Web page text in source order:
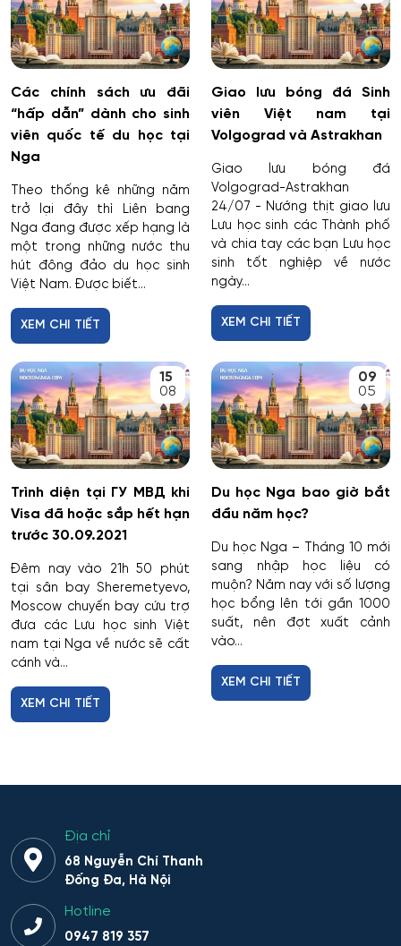
Các chính sách ưu đãi
“hấp dẫn” dành cho sinh
viên quốc tế du học tại
Nga
Theo thống kê những năm
trở lại đây thì Liên bang
Nga đang được xếp hạng là
một trong những nước thu
hút đông đảo du học sinh
Việt Nam. Được biết...
XEM CHI TIẾT
Giao lưu bóng đá Sinh
viên Việt nam tại
Volgograd và Astrakhan
Giao lưu bóng đá
Volgograd-Astrakhan
24/07 - Nướng thịt giao lưu
Lưu học sinh các Thành phố
và chia tay các bạn Lưu học
sinh tốt nghiệp về nước
ngày...
XEM CHI TIẾT
15
08
Trình diện tại ГУ МВД khi
Visa đã hoặc sắp hết hạn
trước 30.09.2021
Đêm nay vào 21h 50 phút
tại sân bay Sheremetyevo,
Moscow chuyến bay cứu trợ
đưa các Lưu học sinh Việt
nam tại Nga về nước sẽ cất
cánh và...
XEM CHI TIẾT
09
05
Du học Nga bao giờ bắt
đầu năm học?
Du học Nga – Tháng 10 mới
sang nhập học liệu có
muộn? Năm nay với số lượng
học bổng lên tới gần 1000
suất, nên đợt xuất cảnh
vào...
XEM CHI TIẾT
Địa chỉ
68 Nguyễn Chí Thanh
Đống Đa, Hà Nội
Hotline
0947 819 357